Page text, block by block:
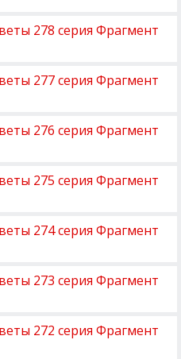
278 серия Фрагмент
277 серия Фрагмент
276 серия Фрагмент
275 серия Фрагмент
274 серия Фрагмент
273 серия Фрагмент
272 серия Фрагмент